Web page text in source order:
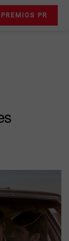
PREMIOS PR